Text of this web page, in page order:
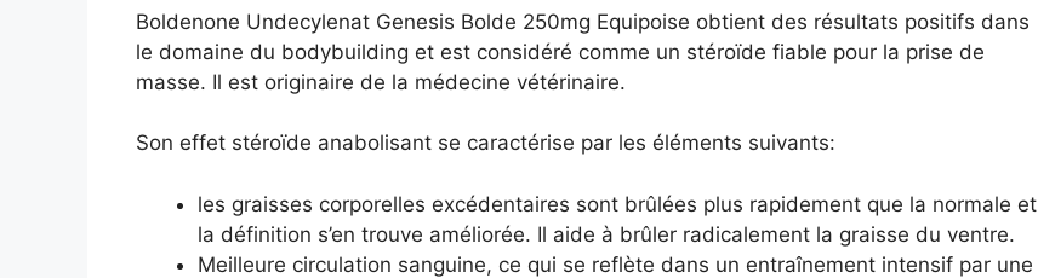
Boldenone Undecylenat Genesis Bolde 250mg Equipoise obtient des résultats positifs dans
le domaine du bodybuilding et est considéré comme un stéroïde fiable pour la prise de
masse. Il est originaire de la médecine vétérinaire.
Son effet stéroïde anabolisant se caractérise par les éléments suivants:
les graisses corporelles excédentaires sont brûlées plus rapidement que la normale et
la définition s’en trouve améliorée. Il aide à brûler radicalement la graisse du ventre.
Meilleure circulation sanguine, ce qui se reflète dans un entraînement intensif par une